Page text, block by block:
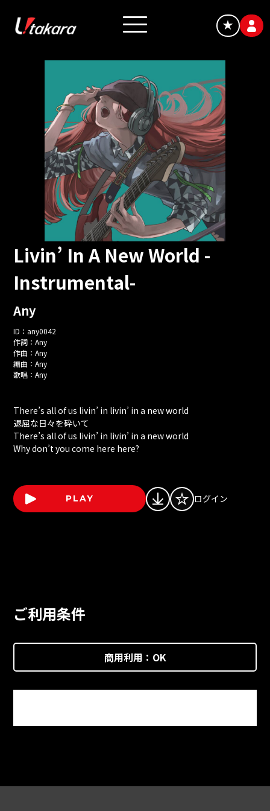
★
Livin’ In A New World -
Instrumental-
Any
ID： any0042
作詞：Any
作曲：Any
編曲：Any
歌唱：Any
There’s all of us livin’ in livin’ in a new world
退屈な日々を砕いて
There’s all of us livin’ in livin’ in a new world
Why don’t you come here here?
PLAY ログイン
ご利用条件
商用利用： OK